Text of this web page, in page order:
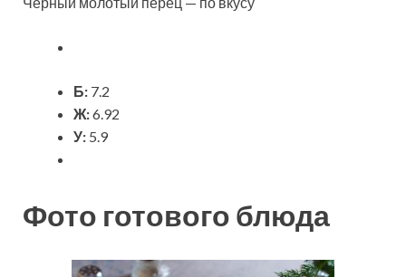
Б: 7.2
Ж:6.92
У: 5.9
Фото готового блюда